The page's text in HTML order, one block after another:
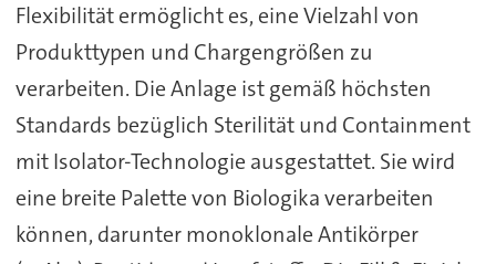
Flexibilität ermöglicht es, eine Vielzahl von
Produkttypen und Chargengrößen zu
verarbeiten. Die Anlage ist gemäß höchsten
Standards bezüglich Sterilität und Containment
mit Isolator-Technologie ausgestattet. Sie wird
eine breite Palette von Biologika verarbeiten
können, darunter monoklonale Antikörper